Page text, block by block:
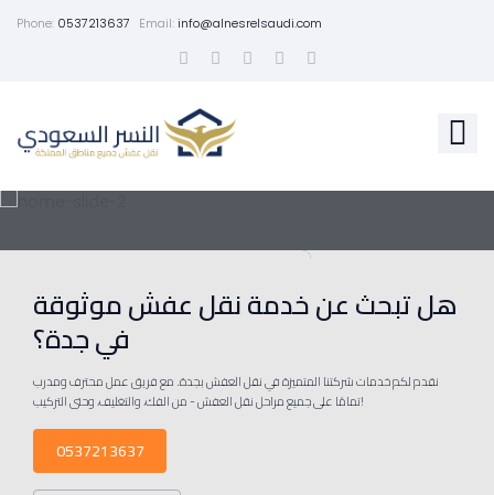
Phone: 0537213637 Email:info@alnesrelsaudi.com
هل تبحث عن خدمة نقل عفش موثوقة
في جدة؟
نقدم لكم خدمات شركتنا المتميزة في نقل العفش بجدة. مع فريق عمل محترف ومدرب
تمامًا على جميع مراحل نقل العفش - من الفك، والتغليف، وحتى التركيب!
0537213637